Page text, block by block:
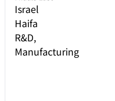
Israel
Haifa
R&D,
Manufacturing